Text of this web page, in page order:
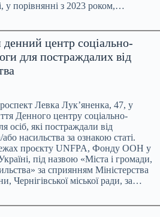
у порівнянні з 2023 роком,…
денний центр соціально-
для постраждалих від
Левка Лук’яненка, 47, у
Денного центру соціально-
осіб, які постраждали від
насильства за ознакою статі.
межах проєкту UNFPA, Фонду ООН у
під назвою «Міста і громади,
за сприянням Міністерства
Чернігівської міської ради, за…